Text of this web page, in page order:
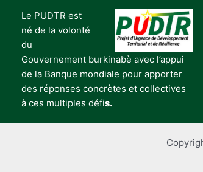
Le PUDTR est
né de la volonté
du
Gouvernement burkinabè avec l’appui
de la Banque mondiale pour apporter
des réponses concrètes et collectives
à ces multiples défis.